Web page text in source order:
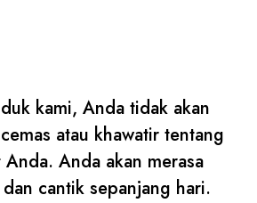
kami, Anda tidak akan
atau khawatir tentang
Anda akan merasa
cantik sepanjang hari.